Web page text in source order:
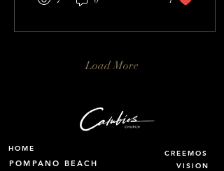
Load More
HOME
POMPANO BEACH
CREEMOS
VISION